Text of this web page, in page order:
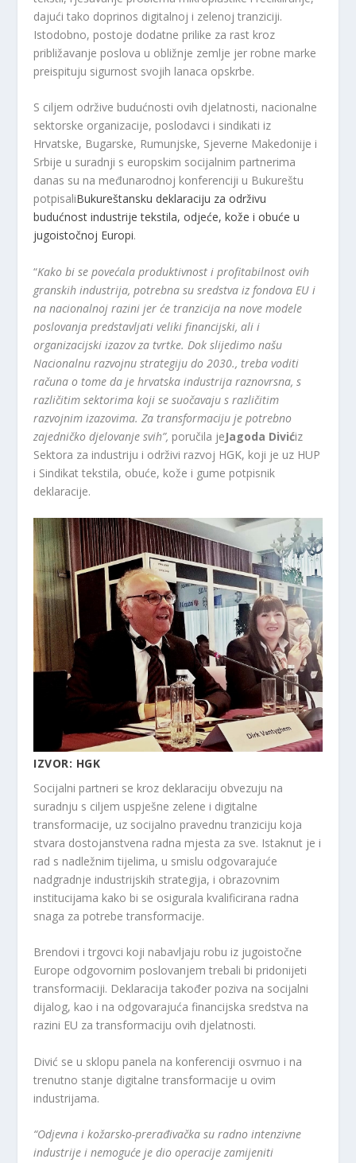
dajući tako doprinos digitalnoj i zelenoj tranziciji.
Istodobno, postoje dodatne prilike za rast kroz
približavanje poslova u obližnje zemlje jer robne marke
preispituju sigurnost svojih lanaca opskrbe.
S ciljem održive budućnosti ovih djelatnosti, nacionalne
sektorske organizacije, poslodavci i sindikati iz
Hrvatske, Bugarske, Rumunjske, Sjeverne Makedonije i
Srbije u suradnji s europskim socijalnim partnerima
danas su na međunarodnoj konferenciji u Bukureštu
potpisaliBukureštansku deklaraciju za održivu
budućnost industrije tekstila, odjeće, kože i obuće u
jugoistočnoj Europi.
“Kako bi se povećala produktivnost i profitabilnost ovih
granskih industrija, potrebna su sredstva iz fondova EU i
na nacionalnoj razini jer će tranzicija na nove modele
poslovanja predstavljati veliki financijski, ali i
organizacijski izazov za tvrtke. Dok slijedimo našu
Nacionalnu razvojnu strategiju do 2030., treba voditi
računa o tome da je hrvatska industrija raznovrsna, s
različitim sektorima koji se suočavaju s različitim
razvojnim izazovima. Za transformaciju je potrebno
zajedničko djelovanje svih”, poručila jeJagoda Divićiz
Sektora za industriju i održivi razvoj HGK, koji je uz HUP
i Sindikat tekstila, obuće, kože i gume potpisnik
deklaracije.
IZVOR: HGK
Socijalni partneri se kroz deklaraciju obvezuju na
suradnju s ciljem uspješne zelene i digitalne
transformacije, uz socijalno pravednu tranziciju koja
stvara dostojanstvena radna mjesta za sve. Istaknut je i
rad s nadležnim tijelima, u smislu odgovarajuće
nadgradnje industrijskih strategija, i obrazovnim
institucijama kako bi se osigurala kvalificirana radna
snaga za potrebe transformacije.
Brendovi i trgovci koji nabavljaju robu iz jugoistočne
Europe odgovornim poslovanjem trebali bi pridonijeti
transformaciji. Deklaracija također poziva na socijalni
dijalog, kao i na odgovarajuća financijska sredstva na
razini EU za transformaciju ovih djelatnosti.
Divić se u sklopu panela na konferenciji osvrnuo i na
trenutno stanje digitalne transformacije u ovim
industrijama.
“Odjevna i kožarsko-prerađivačka su radno intenzivne
industrije i nemoguće je dio operacije zamijeniti